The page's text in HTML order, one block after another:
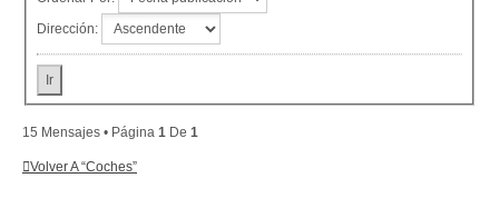
Dirección:
15 Mensajes • Página 1 De 1
Volver A “Coches”